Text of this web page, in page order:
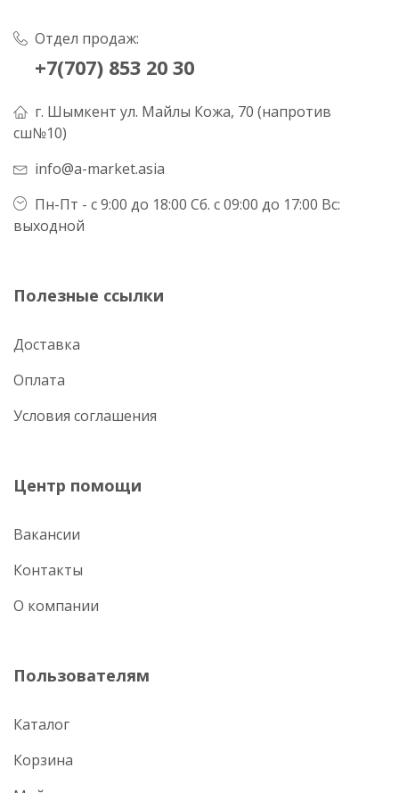
Отдел продаж:
+7(707) 853 20 30
г. Шымкент ул. Майлы Кожа, 70 (напротив
сш№10)
info@a-market.asia
Пн-Пт - с 9:00 до 18:00 Сб. с 09:00 до 17:00 Вс:
выходной
Полезные ссылки
Доставка
Оплата
Условия соглашения
Центр помощи
Вакансии
Контакты
О компании
Пользователям
Каталог
Корзина